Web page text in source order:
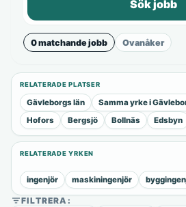
Sök jobb
0 matchande jobb Ovanåker
RELATERADE PLATSER
Gävleborgs län Samma yrke i
Hofors
Bergsjö Bollnäs Edsbyn
RELATERADE YRKEN
ingenjör maskiningenjör
FILTRERA: